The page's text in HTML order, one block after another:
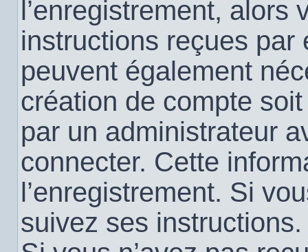
l’enregistrement, alors
instructions reçues par
peuvent également
création de compte
par un administrateur
connecter. Cette
l’enregistrement. Si
suivez ses instructions.